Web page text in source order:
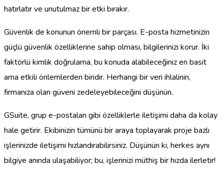
hatırlatır ve unutulmaz bir etki bırakır.
Güvenlik de konunun önemli bir parçası. E-posta hizmetinizin
güçlü güvenlik özelliklerine sahip olması, bilgilerinizi korur. İki
faktörlü kimlik doğrulama, bu konuda alabileceğiniz en basit
ama etkili önlemlerden biridir. Herhangi bir veri ihlalinin,
firmanıza olan güveni zedeleyebileceğini düşünün.
GSuite, grup e-postaları gibi özelliklerle iletişimi daha da kolay
hale getirir. Ekibinizin tümünü bir araya toplayarak proje bazlı
işlerinizde iletişimi hızlandırabilirsiniz. Düşünün ki, herkes aynı
bilgiye anında ulaşabiliyor; bu, işlerinizi müthiş bir hızda ilerletir!